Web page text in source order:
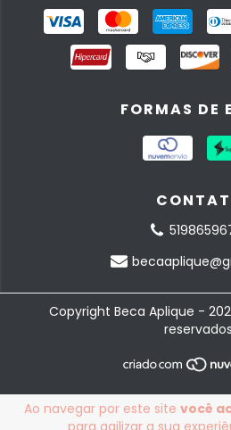
Ao navegar por este site você
para agilizar a sua
FORMAS DE
Copyright Beca Aplique -